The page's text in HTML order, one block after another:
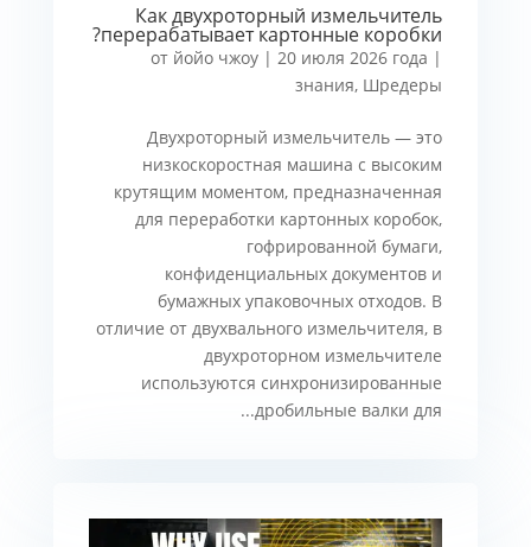
Как двухроторный измельчитель
перерабатывает картонные коробки?
от йойо чжоу | 20 июля 2026 года |
знания, Шредеры
Двухроторный измельчитель — это
низкоскоростная машина с высоким
крутящим моментом, предназначенная
для переработки картонных коробок,
гофрированной бумаги,
конфиденциальных документов и
бумажных упаковочных отходов. В
отличие от двухвального измельчителя, в
двухроторном измельчителе
используются синхронизированные
дробильные валки для...